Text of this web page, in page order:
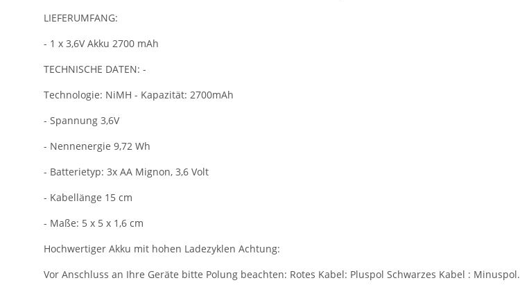
LIEFERUMFANG:
- 1 x 3,6V Akku 2700 mAh
TECHNISCHE DATEN: -
Technologie: NiMH - Kapazität: 2700mAh
- Spannung 3,6V
- Nennenergie 9,72 Wh
- Batterietyp: 3x AA Mignon, 3,6 Volt
- Kabellänge 15 cm
- Maße: 5 x 5 x 1,6 cm
Hochwertiger Akku mit hohen Ladezyklen Achtung:
Vor Anschluss an Ihre Geräte bitte Polung beachten: Rotes Kabel: Pluspol Schwarzes Kabel : Minuspol.